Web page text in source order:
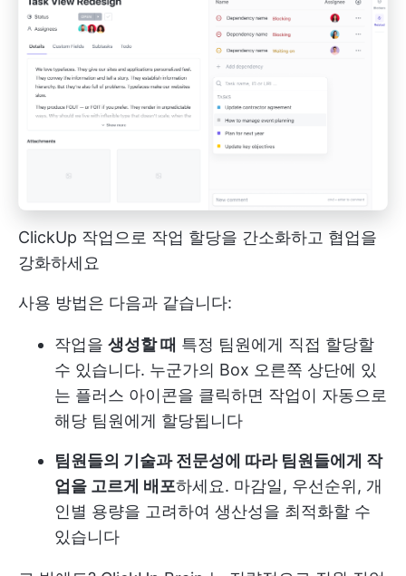
ClickUp 작업으로 작업 할당을 간소화하고 협업을
강화하세요
사용 방법은 다음과 같습니다:
작업을 생성할 때 특정 팀원에게 직접 할당할
수 있습니다. 누군가의 Box 오른쪽 상단에 있
는 플러스 아이콘을 클릭하면 작업이 자동으로
해당 팀원에게 할당됩니다
팀원들의 기술과 전문성에 따라 팀원들에게 작
업을 고르게 배포하세요. 마감일, 우선순위, 개
인별 용량을 고려하여 생산성을 최적화할 수
있습니다